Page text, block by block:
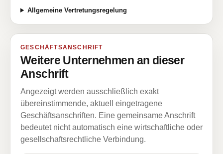
Allgemeine Vertretungsregelung
GESCHÄFTSANSCHRIFT
Weitere Unternehmen an dieser
Anschrift
Angezeigt werden ausschließlich exakt
übereinstimmende, aktuell eingetragene
Geschäftsanschriften. Eine gemeinsame Anschrift
bedeutet nicht automatisch eine wirtschaftliche oder
gesellschaftsrechtliche Verbindung.